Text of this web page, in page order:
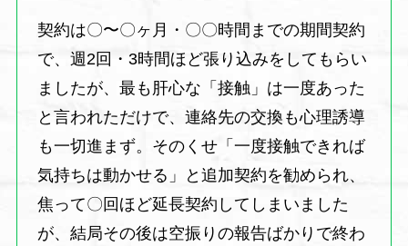
契約は〇〜〇ヶ月・〇〇時間までの期間契約
で、週2回・3時間ほど張り込みをしてもらい
ましたが、最も肝心な「接触」は一度あった
と言われただけで、連絡先の交換も心理誘導
も一切進まず。そのくせ「一度接触できれば
気持ちは動かせる」と追加契約を勧められ、
焦って〇回ほど延長契約してしまいました
が、結局その後は空振りの報告ばかりで終わ